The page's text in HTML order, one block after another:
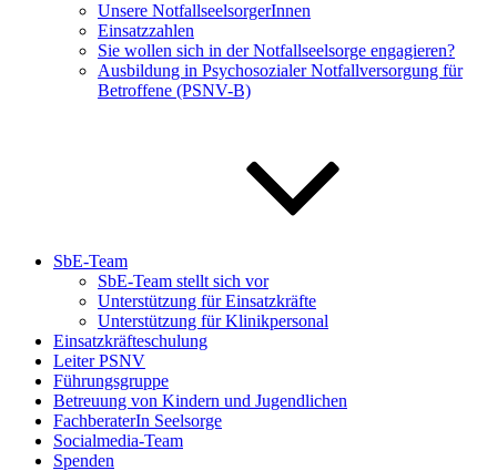
Unsere NotfallseelsorgerInnen
Einsatzzahlen
Sie wollen sich in der Notfallseelsorge engagieren?
Ausbildung in Psychosozialer Notfallversorgung für
Betroffene (PSNV-B)
SbE-Team
SbE-Team stellt sich vor
Unterstützung für Einsatzkräfte
Unterstützung für Klinikpersonal
Einsatzkräfteschulung
Leiter PSNV
Führungsgruppe
Betreuung von Kindern und Jugendlichen
FachberaterIn Seelsorge
Socialmedia-Team
Spenden